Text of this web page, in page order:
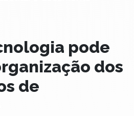
pode
dos
de